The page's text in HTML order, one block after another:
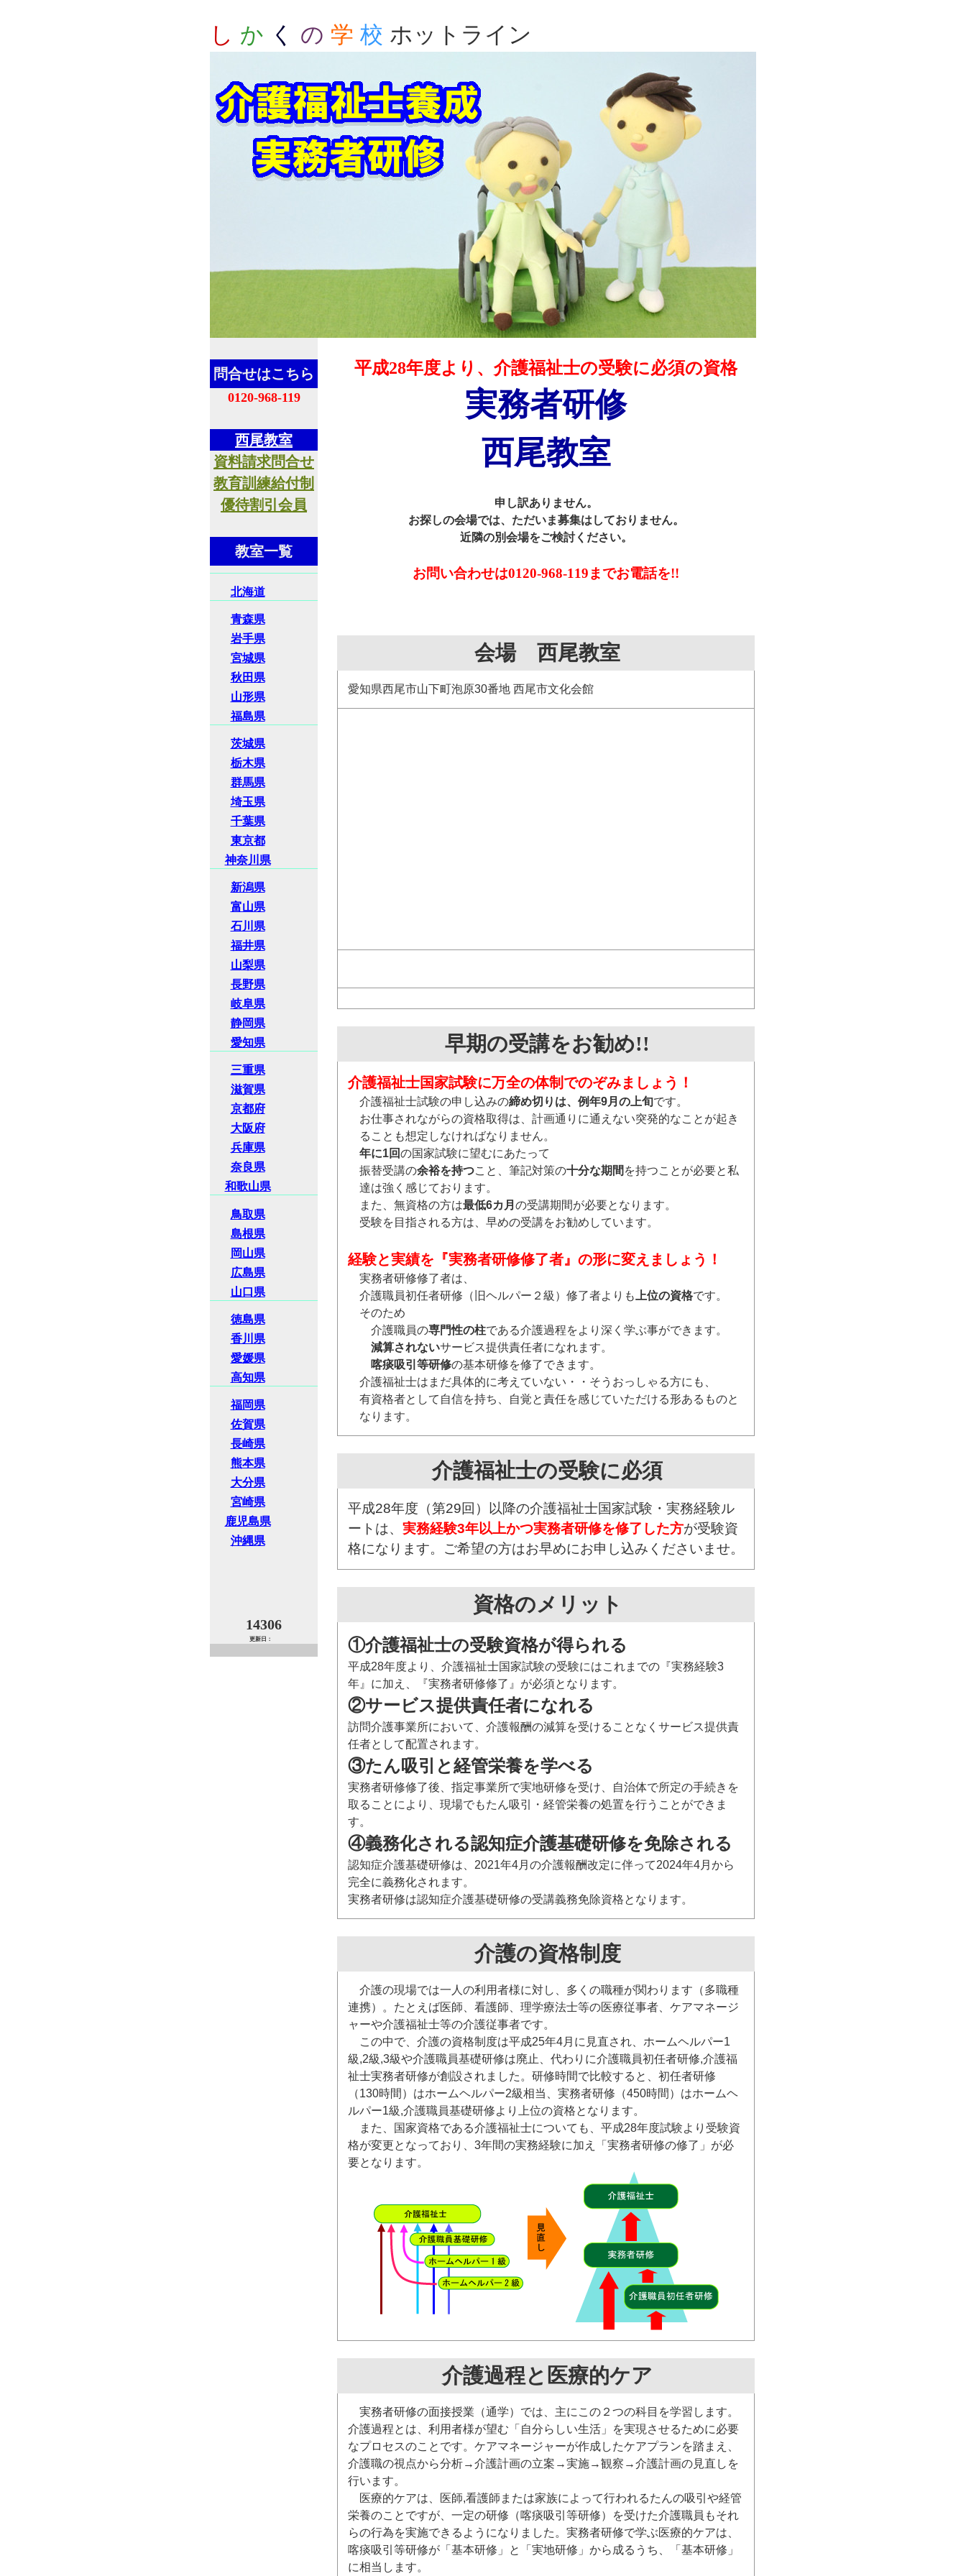
し か く の 学 校 ホットライン
平成28年度より、介護福祉士の受験に必須の資格
実務者研修
西尾教室
申し訳ありません。
お探しの会場では、ただいま募集はしておりません。
近隣の別会場をご検討ください。
お問い合わせは0120-968-119までお電話を!!
会場 西尾教室
愛知県西尾市山下町泡原30番地 西尾市文化会館
早期の受講をお勧め!!
介護福祉士国家試験に万全の体制でのぞみましょう！
介護福祉士試験の申し込みの締め切りは、例年9月の上旬です。
お仕事されながらの資格取得は、計画通りに通えない突発的なことが起き
ることも想定しなければなりません。
年に1回の国家試験に望むにあたって
振替受講の余裕を持つこと、筆記対策の十分な期間 を持つことが必要と私
達は強く感じております。
また、無資格の方は最低6カ月 の受講期間が必要となります。
受験を目指される方は、早めの受講をお勧めしています。
経験と実績を『実務者研修修了者』の形に変えましょう！
実務者研修修了者は、
介護職員初任者研修（旧ヘルパー２級）修了者よりも
上位の資格です。
そのため
介護職員の専門性の柱である介護過程をより深く学ぶ事ができます。
減算されないサービス提供責任者になれます。
喀痰吸引等研修の基本研修を修了できます。
介護福祉士はまだ具体的に考えていない・・そうおっしゃる方にも、
有資格者として自信を持ち、自覚と責任を感じていただける形あるものと
なります。
介護福祉士の受験に必須
平成28年度（第29回）以降の介護福祉士国家試験・実務経験ル
ートは、 実務経験3年以上かつ実務者研修を修了した方が受験資
格になります。ご希望の方はお早めにお申し込みくださいませ。
資格のメリット
①介護福祉士の受験資格が得られる
平成28年度より、介護福祉士国家試験の受験にはこれまでの『実務経験3
年』に加え、『実務者研修修了』が必須となります。
②サービス提供責任者になれる
訪問介護事業所において、介護報酬の減算を受けることなくサービス提供責
任者として配置されます。
③たん吸引と経管栄養を学べる
実務者研修修了後、指定事業所で実地研修を受け、自治体で所定の手続きを
取ることにより、現場でもたん吸引・経管栄養の処置を行うことができま
す。
④義務化される認知症介護基礎研修を免除される
認知症介護基礎研修は、2021年4月の介護報酬改定に伴って2024年4月から
完全に義務化されます。
実務者研修は認知症介護基礎研修の受講義務免除資格となります。
介護の資格制度
介護の現場では一人の利用者様に対し、多くの職種が関わります（多職種
連携）。たとえば医師、看護師、理学療法士等の医療従事者、ケアマネージ
ャーや介護福祉士等の介護従事者です。
この中で、介護の資格制度は平成25年4月に見直され、ホームヘルパー1
級,2級,3級や介護職員基礎研修は廃止、代わりに介護職員初任者研修,介護福
祉士実務者研修が創設されました。研修時間で比較すると、初任者研修
（130時間）はホームヘルパー2級相当、実務者研修（450時間）はホームヘ
ルパー1級,介護職員基礎研修より上位の資格となります。
また、国家資格である介護福祉士についても、平成28年度試験より受験資
格が変更となっており、3年間の実務経験に加え「実務者研修の修了」が必
要となります。
介護過程と医療的ケア
実務者研修の面接授業（通学）では、主にこの２つの科目を学習します。
介護過程とは、利用者様が望む「自分らしい生活」を実現させるために必要
なプロセスのことです。ケアマネージャーが作成したケアプランを踏まえ、
介護職の視点から分析→介護計画の立案→実施→観察→介護計画の見直しを
行います。
医療的ケアは、医師,看護師または家族によって行われるたんの吸引や経管
栄養のことですが、一定の研修（喀痰吸引等研修）を受けた介護職員もそれ
らの行為を実施できるようになりました。実務者研修で学ぶ医療的ケアは、
喀痰吸引等研修が「基本研修」と「実地研修」から成るうち、「基本研修」
に相当します。
問合せはこちら
0120-968-119
西尾教室
資料請求問合せ
教育訓練給付制
優待割引会員
教室一覧
北海道
青森県
岩手県
宮城県
秋田県
山形県
福島県
茨城県
栃木県
群馬県
埼玉県
千葉県
東京都
神奈川県
新潟県
富山県
石川県
福井県
山梨県
長野県
岐阜県
静岡県
愛知県
三重県
滋賀県
京都府
大阪府
兵庫県
奈良県
和歌山県
鳥取県
島根県
岡山県
広島県
山口県
徳島県
香川県
愛媛県
高知県
福岡県
佐賀県
長崎県
熊本県
大分県
宮崎県
鹿児島県
沖縄県
14306
更新日：